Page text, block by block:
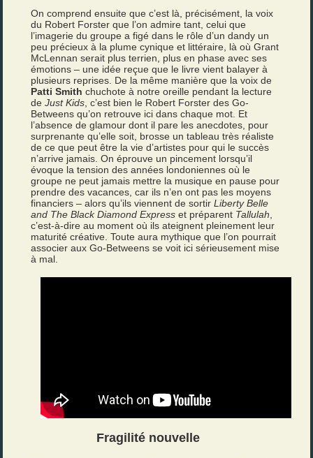
On comprend ensuite que c’est là, précisément, la voix
du Robert Forster que l’on admire tant, celui que
l’imagerie du groupe a figé dans le rôle d’un dandy un
peu précieux à la plume cynique et littéraire, là où Grant
McLennan serait plus terrien, plus en phase avec ses
émotions – une idée reçue que le livre vient balayer à
plusieurs reprises. De la même manière que la voix de
Patti Smith chuchote à notre oreille pendant la lecture
deJust Kids , c’est bien le Robert Forster des Go-
Betweens qu’on retrouve ici dans chaque mot. Et
l’absence de glamour dont il pare les anecdotes, pour
surprenante qu’elle soit, brosse un tableau très réaliste
de ce que peut être la vie d’artistes pour qui le succès
n’arrive jamais. On éprouve un pincement lorsqu’il
évoque la tension des années londoniennes où le
groupe ne peut jamais mettre la musique en pause pour
prendre des vacances, car ils n’en ont pas les moyens
financiers – alors qu’ils viennent de sortirLiberty Belle
and The Black Diamond Express et préparent Tallulah
c’est-à-dire au moment où ils ateignent pleinement leur
maturité créative. Toute aura mythique que l’on pourrait
associer aux Go-Betweens se voit ici sérieusement mise
à mal.
Fragilité nouvelle